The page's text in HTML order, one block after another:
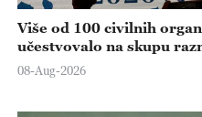
Više od 100 civilnih
učestvovalo na skupu
08-Aug-2026